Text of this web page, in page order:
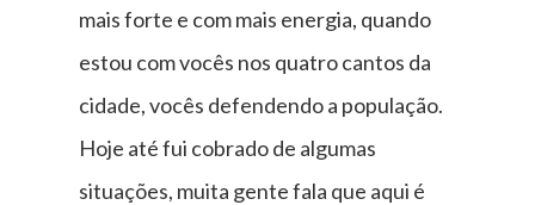
mais forte e com mais energia, quando
estou com vocês nos quatro cantos da
cidade, vocês defendendo a população.
Hoje até fui cobrado de algumas
situações, muita gente fala que aqui é